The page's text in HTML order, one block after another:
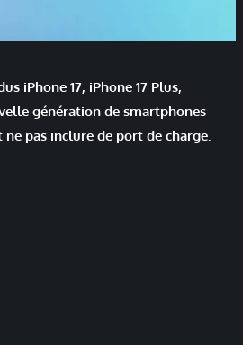
iPhone 17, iPhone 17 Plus,
génération de smartphones
pas inclure de port de charge.